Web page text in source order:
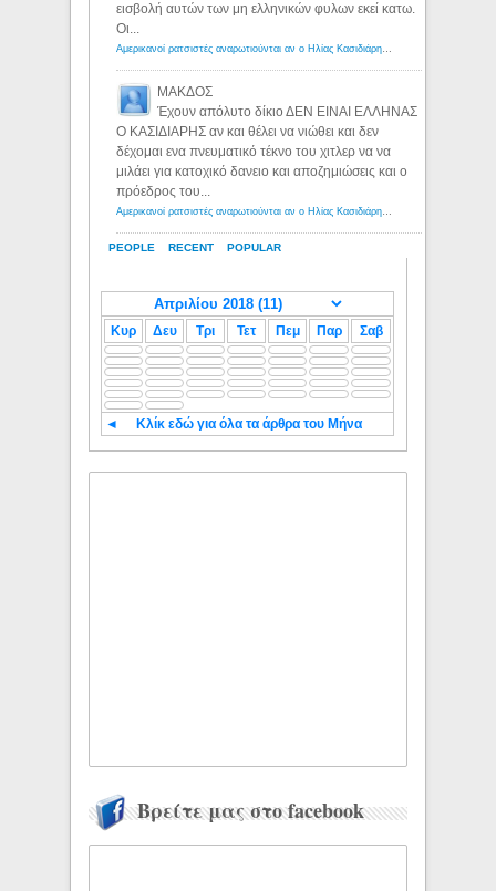
PEOPLE RECENT POPULAR
εισβολή αυτών των μη ελληνικών φυλων εκεί κατω.
Οι...
Αμερικανοί ρατσιστές αναρωτιούνται αν ο Ηλίας Κασιδιάρης ανήκει στη λευκή φυλή... - Λόγιος Ερμής
ΜΑΚΔΟΣ
Έχουν απόλυτο δίκιο ΔΕΝ ΕΙΝΑΙ ΕΛΛΗΝΑΣ
Ο ΚΑΣΙΔΙΑΡΗΣ αν και θέλει να νιώθει και δεν
δέχομαι ενα πνευματικό τέκνο του χιτλερ να να
μιλάει για κατοχικό δανειο και αποζημιώσεις και ο
πρόεδρος του...
Αμερικανοί ρατσιστές αναρωτιούνται αν ο Ηλίας Κασιδιάρης ανήκει στη λευκή φυλή... - Λόγιος Ερμής
Κυρ Δευ Τρι Τετ Πεμ Παρ Σαβ
◄ Κλίκ εδώ για όλα τα άρθρα του Μήνα
Βρείτε μας στο facebook